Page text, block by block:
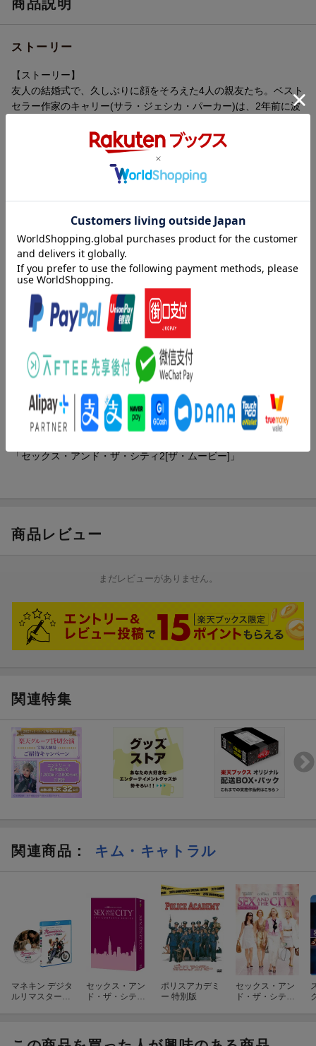
品番
画面サイズ
色彩 カラー
dtsHD5.1chサラウンド(オリジナル音声方
式)／ドルビーデジタル5.1chサラウンド(吹
替音声方式)
字幕言語 日本語字幕／英語字幕／吹替字幕
アメリカ
制作年 2010年
洋題 SEX AND THE CITY 2[THE MOVIE]
商品説明
ストーリー
【ストーリー】
友人の結婚式で、久しぶりに顔をそろえた4人の親友たち。ベスト
セラー作家のキャリー(サラ・ジェシカ・パーカー)は、2年前に波
婚生活を送っていた。PR会社社長のサマンサ(キム・キャトラル)
は、自ら選んだ独身生活を謳歌していた。優しい夫と可愛い子供
に囲まれたシャーロット(クリスティン・デイビス)は、理想の家庭
作りを楽しんでいた。弁護士のミランダ(シンシア・ニクソン)は、
キャリアと家庭の両立に励んでいたーー。/そんなキャリーが結婚
生活に疑問を抱くようになったのは、ミスター・ビッグとの結婚
記念日だった。キャリーはその日、ミスター・ビッグに特別な愛
の言葉を彫ったロレックスの腕時計をプレゼントする。ところ
が、夫からの贈り物は、テレビというロマンティックのかけらも
ない代物。結婚しても、恋人同士のようにドレスアップしてディ
ナーに出かけ、甘い言葉を囁いてほしい──そんなキャリーの願い
は、最近ではすっかり無視されていた。ミスター・ビッグは出か
けるのを嫌がり、家で寝そべりながらテレビばかり見がるように
なった。そのくせ、ようやく重い腰をあげてパーティへ出かける
と、キャリーを放ったらかして、妖艶な美女(ペネロペ・クルス)と
親しげに話しこんでいたりする。そんなある日、ミスター・ビッ
グはキャリーに、驚くべき提案を申し出る。週に2日は、別々に過
ごそうと言うのだ。
【解説】
全世界興収4億ドルの大ヒット映画「セックス・アンド・ザ・シテ
年ぶりに帰ってくる!!!最高にファッショナブルで最高にキュー
収録内容
収録タイトル：
[Disc1]
『セックス・アンド・ザ・シティ2[ザ・ムービー]』／Blu-rayDisc
Video
アーティスト：キム・キャトラル／クリスティン・デイヴィス ほ
出演：サラ・ジェシカ・パーカー／キム・キャトラル／クリステ
ィン・デイヴィスほか
「セックス・アンド・ザ・シティ2[ザ・ムービー]」
商品レビュー
まだレビューがありません。
関連特集
関連商品 ： キム・キャトラル
マネキン デジタ
ルリマスター版
セックス・アン
ド・ザ・シティ
ポリスアカデミ
ー 特別版
セックス・アン
ド・ザ・シティ